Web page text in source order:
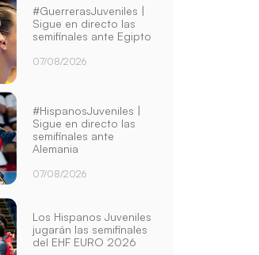
#GuerrerasJuveniles |
Sigue en directo las
semifinales ante Egipto
07/08/2026
#HispanosJuveniles |
Sigue en directo las
semifinales ante
Alemania
07/08/2026
Los Hispanos Juveniles
jugarán las semifinales
del EHF EURO 2026